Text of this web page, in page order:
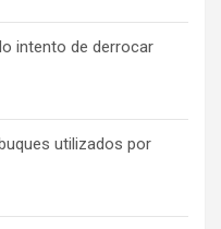
intento de derrocar
utilizados por